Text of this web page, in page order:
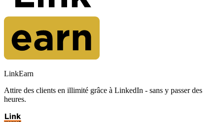
LinkEarn
Attire des clients en illimité grâce à LinkedIn - sans y passer des
heures.